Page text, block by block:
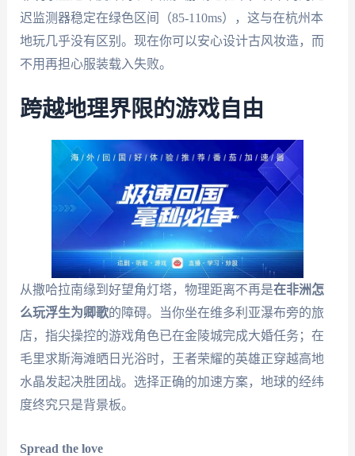
迟监测器稳定在绿色区间（85-110ms），这与在杭州本
地玩几乎没有区别。现在你可以安心设计古风妆造，而
不用再担心服装载入失败。
跨越地理界限的游戏自由
从撒哈拉南缘到好望角灯塔，物理距离不再是在非洲怎
么玩浮生为卿歌的障碍。当你坐在维多利亚瀑布旁的旅
店，指尖操控的游戏角色已在金陵城完成大婚任务；在
毛里求斯海滩晒日光浴时，王者荣耀的英雄正穿越高地
水晶发起决胜团战。选择正确的加速方案，地球的经纬
度终究只是背景板。
Spread the love